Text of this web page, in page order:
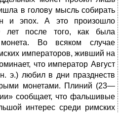
в голову мысль собирать
и эпох. А это произошло
лет после того, как была
Во всяком случае
императоров, живший на
что император Август
э.) любил в дни празднеств
монетами. Плиний (23—
сообщает, что фальшивые
интерес среди римских